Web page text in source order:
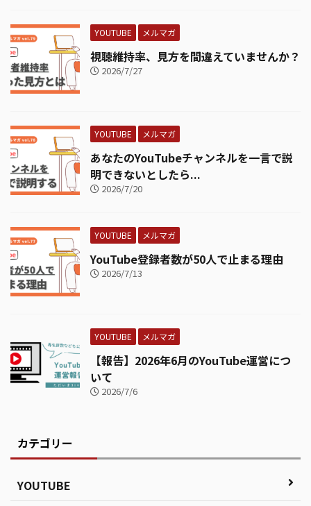
YOUTUBE メルマガ
視聴維持率、見方を間違えていませんか？
2026/7/27
YOUTUBE メルマガ
あなたのYouTubeチャンネルを一言で説
明できないとしたら...
2026/7/20
YOUTUBE メルマガ
YouTube登録者数が50人で止まる理由
2026/7/13
YOUTUBE メルマガ
【報告】2026年6月のYouTube運営につ
いて
2026/7/6
カテゴリー
YOUTUBE